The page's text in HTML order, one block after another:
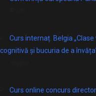
Curs internaț. Belgia
cognitivă și bucuria de a
Curs online concurs